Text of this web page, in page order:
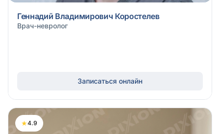
Геннадий Владимирович Коростелев
Врач-невролог
Записаться онлайн
★4.9